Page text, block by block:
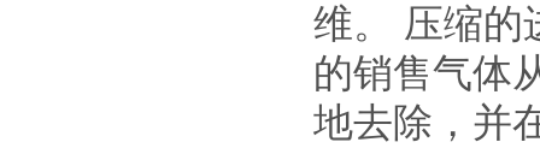
维。 压缩的
的销售气体
地去除，并